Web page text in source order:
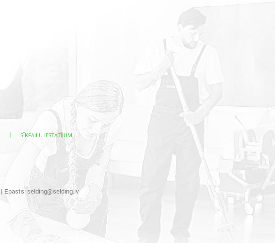
| SĪKFAILU IESTATĪJUMI
| Epasts: selding@selding.lv